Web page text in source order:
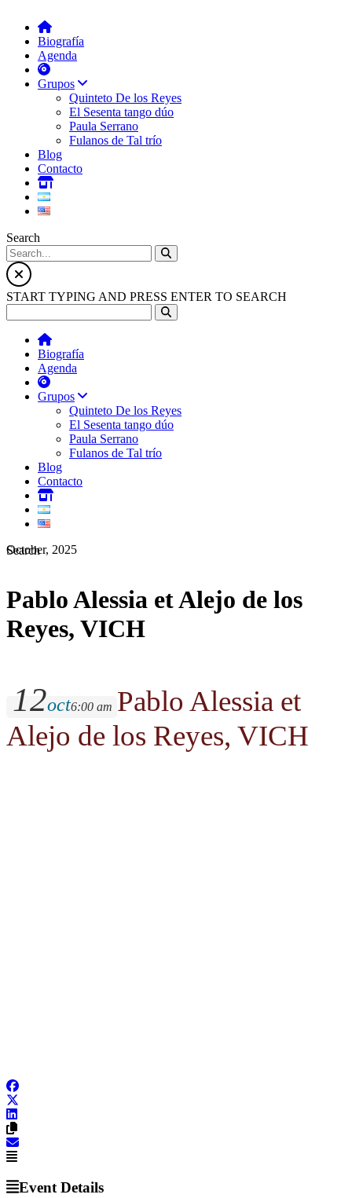
Biografía
Agenda
Grupos
Quinteto De los Reyes
El Sesenta tango dúo
Paula Serrano
Fulanos de Tal trío
Blog
Contacto
Search
START TYPING AND PRESS ENTER TO SEARCH
Biografía
Agenda
Grupos
Quinteto De los Reyes
El Sesenta tango dúo
Paula Serrano
Fulanos de Tal trío
Blog
Contacto
Search
October, 2025
Pablo Alessia et Alejo de los
Reyes, VICH
12oct6:00 am Pablo Alessia et
Alejo de los Reyes, VICH
Event Details